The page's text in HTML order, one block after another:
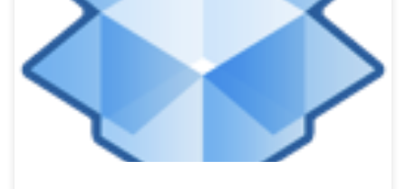
realizando de Debian y KDE (también tengo instalado
GNOME) en un MacBook Pro de 15″ recién adquirido y, para
los que como yo uséis KDE, sólo quería dejar un par de
tips interesantes para los «kadeeros» (joder cómo suena;)
sobre un servicio […]